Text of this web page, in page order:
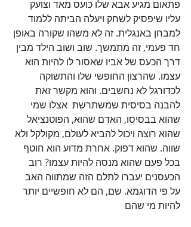
פתאום מגיע אבא שלו כועס מאד וצועק
עליו שיפסיק לשחק ויעלה הביתה ללמוד
למבחן באנגלית. זה לא משהו שקורה באופן
חד פעמי, זה מתמשך. שוב ושוב הילד מבין
דרך הכעס של אביו שאסור לו להיות הוא
עצמו. שהרצון החופשי שלו והתשוקה
לכדורגל לא נחשבים. והוא מקשר זאת
להבנה בסיסית שמשתרשת  אצלו שמי
שהוא בבסיסו, האדם שהוא, הפוטנציאל
שהוא רוצה ויכול להביא לעולם, מקולקל ולא
שווה. שהוא דפוק. אחרת מדוע הוא חוטף
בכל פעם שהוא מנסה להיות עצמו? רוב
הכעסנים יעברו לתלם הזה שמתווה האב
על פי הדוגמא. שם, הם לא חופשיים יותר
להיות מי שהם